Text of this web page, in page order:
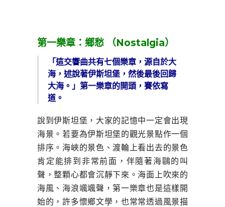
第一樂章：鄉愁 （Nostalgia）
「這交響曲共有七個樂章，源自於大
海，述說著伊斯坦堡，然後最後回歸
大海。」第一樂章的開頭，賽依寫
道。
說到伊斯坦堡，大家的記憶中一定會出現
海景。若要為伊斯坦堡的觀光景點作一個
排序。海峽的景色、渡輪上看出去的景色
肯定能排到非常前面，伴隨著海鷗的叫
聲，整顆心都會沉靜下來。海面上吹來的
海風、海浪颯颯聲，第一樂章也是這樣開
始的，許多懷鄉文學，也常常透過風景描